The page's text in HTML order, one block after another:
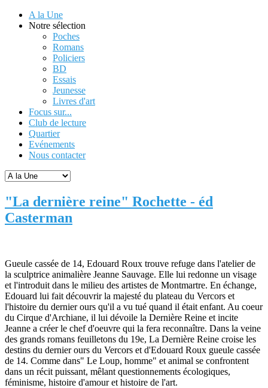
A la Une
Notre sélection
Poches
Romans
Policiers
BD
Essais
Jeunesse
Livres d'art
Focus sur...
Club de lecture
Quartier
Evénements
Nous contacter
"La dernière reine" Rochette - éd
Casterman
Gueule cassée de 14, Edouard Roux trouve refuge dans l'atelier de
la sculptrice animalière Jeanne Sauvage. Elle lui redonne un visage
et l'introduit dans le milieu des artistes de Montmartre. En échange,
Edouard lui fait découvrir la majesté du plateau du Vercors et
l'histoire du dernier ours qu'il a vu tué quand il était enfant. Au coeur
du Cirque d'Archiane, il lui dévoile la Dernière Reine et incite
Jeanne a créer le chef d'oeuvre qui la fera reconnaître. Dans la veine
des grands romans feuilletons du 19e, La Dernière Reine croise les
destins du dernier ours du Vercors et d'Edouard Roux gueule cassée
de 14. Comme dans" Le Loup, homme" et animal se confrontent
dans un récit puissant, mêlant questionnements écologiques,
féminisme, histoire d'amour et histoire de l'art.